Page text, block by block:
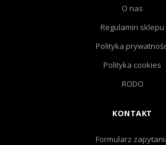
O nas
Regulamin sklepu
Polityka
Polityka cookies
RODO
KONTAKT
Formularz